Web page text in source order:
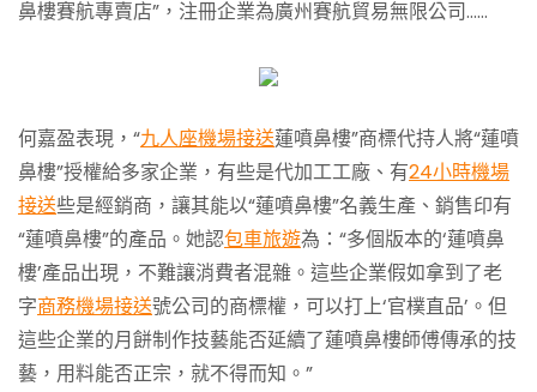
鼻樓賽航專賣店”，注冊企業為廣州賽航貿易無限公司……
何嘉盈表現，“九人座機場接送蓮噴鼻樓”商標代持人將“蓮噴
鼻樓”授權給多家企業，有些是代加工工廠、有24小時機場
接送些是經銷商，讓其能以“蓮噴鼻樓”名義生產、銷售印有
“蓮噴鼻樓”的產品。她認包車旅遊為：“多個版本的‘蓮噴鼻
樓’產品出現，不難讓消費者混雜。這些企業假如拿到了老
字商務機場接送號公司的商標權，可以打上‘官樸直品’。但
這些企業的月餅制作技藝能否延續了蓮噴鼻樓師傅傳承的技
藝，用料能否正宗，就不得而知。”